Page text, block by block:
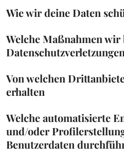
Wie wir deine Daten
Welche Maßnahmen wir
Von welchen
erhalten
Welche automatisierte
und/oder
Benutzerdaten